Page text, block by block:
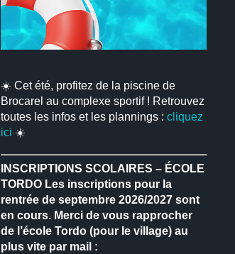
☀️ Cet été, profitez de la piscine de
Brocarel au complexe sportif ! Retrouvez
toutes les infos et les plannings : cliquez
ici ☀️
INSCRIPTIONS SCOLAIRES – ÉCOLE
TORDOLes inscriptions pour la
rentrée de septembre 2026/2027 sont
en cours. Merci de vous rapprocher
de l’école Tordo (pour le village) au
plus vite par mail :